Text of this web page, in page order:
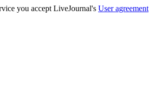
you accept LiveJournal's User agreement